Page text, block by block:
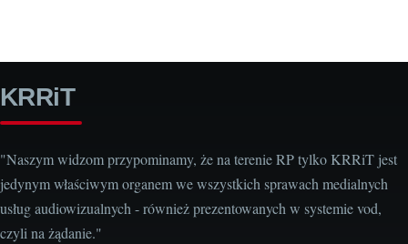
KRRiT
"Naszym widzom przypominamy, że na terenie RP tylko KRRiT jest
jedynym właściwym organem we wszystkich sprawach medialnych
usług audiowizualnych - również prezentowanych w systemie vod,
czyli na żądanie."